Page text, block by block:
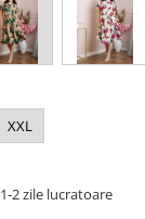
XXL
1-2 zile lucratoare